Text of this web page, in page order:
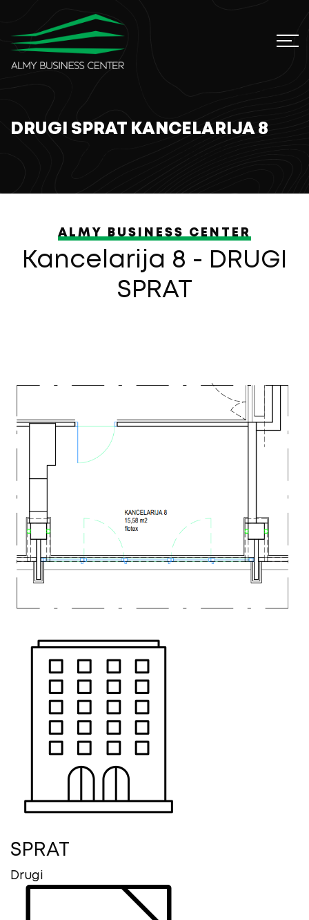
DRUGI SPRAT KANCELARIJA 8
ALMY BUSINESS CENTER
Kancelarija 8 - DRUGI
SPRAT
SPRAT
Drugi